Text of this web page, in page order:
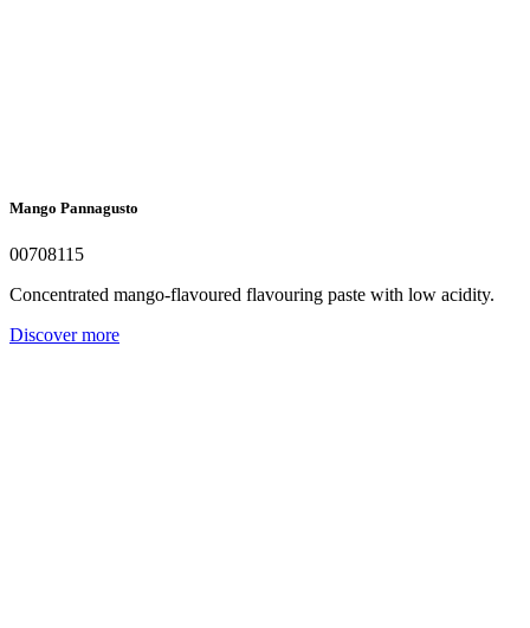
Mango Pannagusto
00708115
Concentrated mango-flavoured flavouring paste with low acidity.
Discover more